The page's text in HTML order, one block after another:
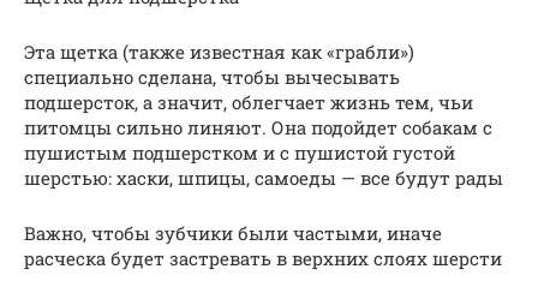
Эта щетка (также известная как «грабли»)
специально сделана, чтобы вычесывать
подшерсток, а значит, облегчает жизнь тем, чьи
питомцы сильно линяют. Она подойдет собакам с
пушистым подшерстком и с пушистой густой
шерстью: хаски, шпицы, самоеды — все будут рады
Важно, чтобы зубчики были частыми, иначе
расческа будет застревать в верхних слоях шерсти